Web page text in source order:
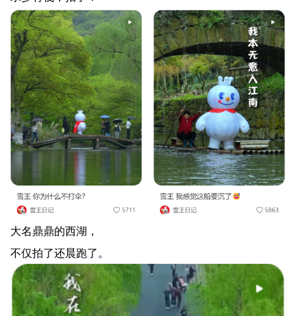
大名鼎鼎的西湖，
不仅拍了还晨跑了。